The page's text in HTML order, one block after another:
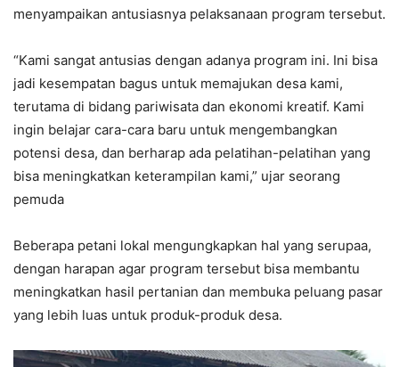
menyampaikan antusiasnya pelaksanaan program tersebut.
“Kami sangat antusias dengan adanya program ini. Ini bisa
jadi kesempatan bagus untuk memajukan desa kami,
terutama di bidang pariwisata dan ekonomi kreatif. Kami
ingin belajar cara-cara baru untuk mengembangkan
potensi desa, dan berharap ada pelatihan-pelatihan yang
bisa meningkatkan keterampilan kami,” ujar seorang
pemuda
Beberapa petani lokal mengungkapkan hal yang serupaa,
dengan harapan agar program tersebut bisa membantu
meningkatkan hasil pertanian dan membuka peluang pasar
yang lebih luas untuk produk-produk desa.